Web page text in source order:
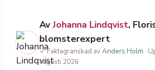
AvJohanna Lindqvist,
blomsterexpert
✓ Faktagranskad avAnders Holm ·
augusti 2026